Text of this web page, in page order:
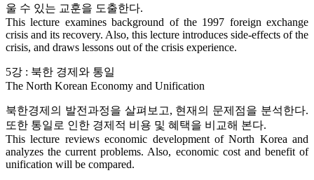
울 수 있는 교훈을 도출한다.
This lecture examines background of the 1997 foreign exchange
crisis and its recovery. Also, this lecture introduces side-effects of the
crisis, and draws lessons out of the crisis experience.
5강 : 북한 경제와 통일
The North Korean Economy and Unification
북한경제의 발전과정을 살펴보고, 현재의 문제점을 분석한다.
또한 통일로 인한 경제적 비용 및 혜택을 비교해 본다.
This lecture reviews economic development of North Korea and
analyzes the current problems. Also, economic cost and benefit of
unification will be compared.